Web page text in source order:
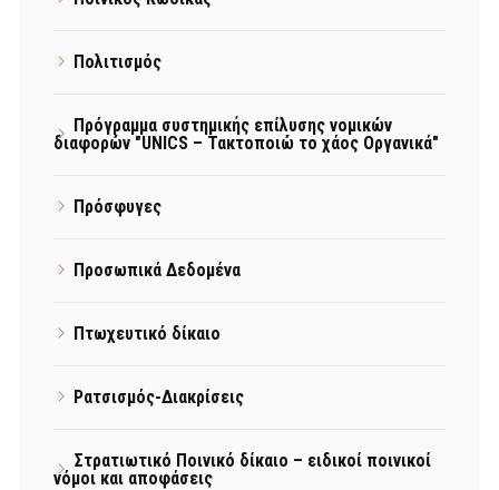
Πολιτισμός
Πρόγραμμα συστημικής επίλυσης νομικών
διαφορών "UNICS – Τακτοποιώ το χάος Οργανικά"
Πρόσφυγες
Προσωπικά Δεδομένα
Πτωχευτικό δίκαιο
Ρατσισμός-Διακρίσεις
Στρατιωτικό Ποινικό δίκαιο – ειδικοί ποινικοί
νόμοι και αποφάσεις